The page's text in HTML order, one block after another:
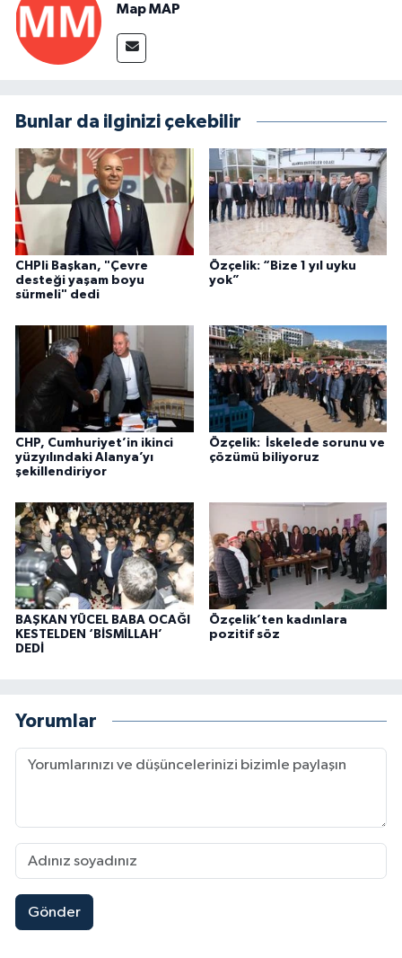
Map MAP
Bunlar da ilginizi çekebilir
CHPli Başkan, "Çevre
desteği yaşam boyu
sürmeli" dedi
Özçelik: “Bize 1 yıl uyku
yok”
CHP, Cumhuriyet’in ikinci
yüzyılındaki Alanya’yı
şekillendiriyor
Özçelik: İskelede sorunu ve
çözümü biliyoruz
BAŞKAN YÜCEL BABA OCAĞI
KESTELDEN ‘BİSMİLLAH’
DEDİ
Özçelik’ten kadınlara
pozitif söz
Yorumlar
Gönder